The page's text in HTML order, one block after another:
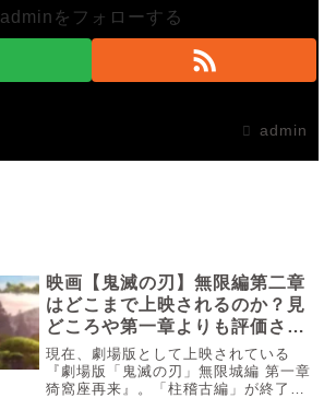
adminをフォローする
admin
映画【鬼滅の刃】無限編第二章
はどこまで上映されるのか？見
どころや第一章よりも評価され
る可能性も！
現在、劇場版として上映されている
『劇場版「鬼滅の刃」無限城編 第一章
猗窩座再来』。「柱稽古編」が終了し